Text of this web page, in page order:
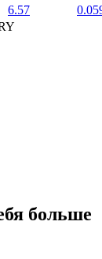
для
6.57
больше